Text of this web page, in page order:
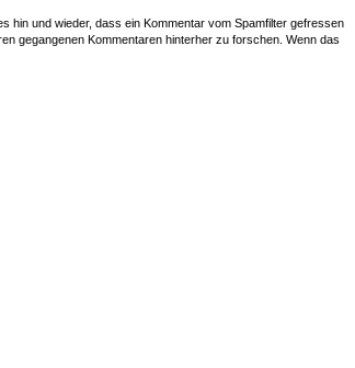
hin und wieder, dass ein Kommentar vom Spamfilter gefressen
gegangenen Kommentaren hinterher zu forschen. Wenn das